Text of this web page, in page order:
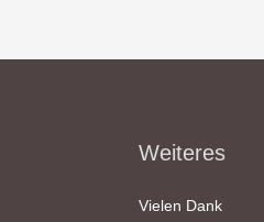
Weiteres
Vielen Dank